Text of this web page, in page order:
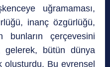
uğramaması,
inanç özgürlüğü,
bunların çerçevesini
bütün dünya
oluşturdu. Bu evrensel